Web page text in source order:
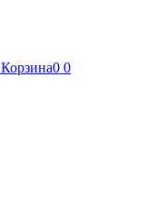
Корзина0 0